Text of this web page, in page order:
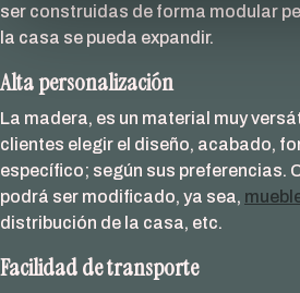
ser construidas de forma modular
la casa se pueda expandir.
Alta personalización
La madera, es un material muy
clientes elegir el diseño, acabado,
específico; según sus preferencias.
podrá ser modificado, ya sea,
distribución de la casa, etc.
Facilidad de transporte